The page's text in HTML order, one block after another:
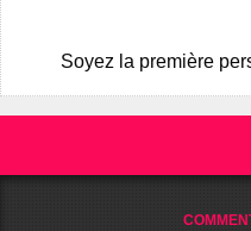
Soyez la première